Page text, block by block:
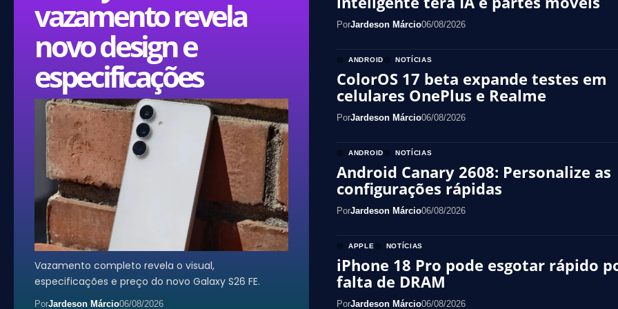
vazamento revela
novo design e
especificações
Vazamento completo revela o visual,
especificações e preço do novo Galaxy S26 FE.
PorJardeson Márcio06/08/2026
PorJardeson Márcio06/08/2026
ANDROID NOTÍCIAS
ColorOS 17 beta expande testes em
celulares OnePlus e Realme
PorJardeson Márcio06/08/2026
ANDROID NOTÍCIAS
Android Canary 2608: Personalize as
configurações rápidas
PorJardeson Márcio06/08/2026
APPLE NOTÍCIAS
iPhone 18 Pro pode esgotar rápido
falta de DRAM
PorJardeson Márcio06/08/2026